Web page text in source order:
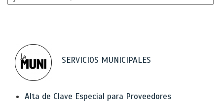
SERVICIOS MUNICIPALES
Alta de Clave Especial para Proveedores